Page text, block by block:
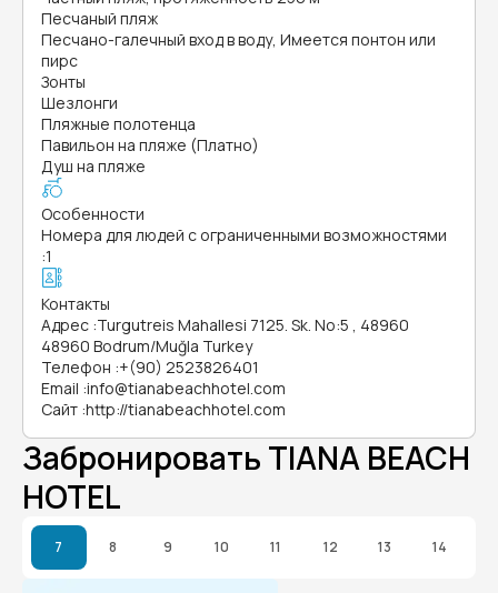
Песчаный пляж
Песчано-галечный вход в воду, Имеется понтон или
пирс
Зонты
Шезлонги
Пляжные полотенца
Павильон на пляже (Платно)
Душ на пляже
Особенности
Номера для людей с ограниченными возможностями
:1
Контакты
Адрес :Turgutreis Mahallesi 7125. Sk. No:5 , 48960
48960 Bodrum/Muğla Turkey
Телефон :+(90) 2523826401
Email :info@tianabeachhotel.com
Сайт :http://tianabeachhotel.com
Забронировать TIANA BEACH
HOTEL
7 8 9 10 11 12 13 14